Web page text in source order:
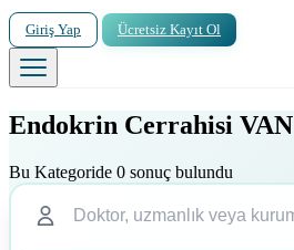
Giriş Yap Ücretsiz Kayıt Ol
Endokrin Cerrahisi VAN
Bu Kategoride 0 sonuç bulundu